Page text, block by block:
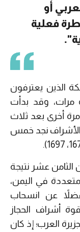
أو
فعلية
الذين يعترفون
مرات، وقد بدأت
لغزوها مرة أخرى بعد ثلاث
الأشراف نجد خمس
الثامن عشر نتيجة
في اليمن،
فضلاً عن انسحاب
أشراف الحجاز
العرب؛ إذ كان